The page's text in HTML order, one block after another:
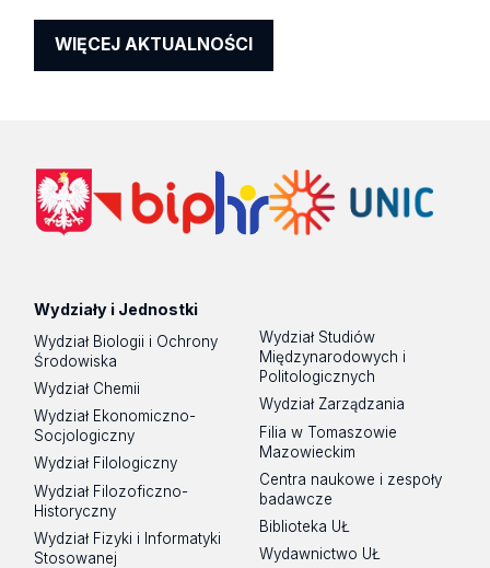
WIĘCEJ AKTUALNOŚCI
Wydziały i Jednostki
Wydział Biologii i Ochrony
Środowiska
Wydział Chemii
Wydział Ekonomiczno-
Socjologiczny
Wydział Filologiczny
Wydział Filozoficzno-
Historyczny
Wydział Fizyki i Informatyki
Stosowanej
Wydział Studiów
Międzynarodowych i
Politologicznych
Wydział Zarządzania
Filia w Tomaszowie
Mazowieckim
Centra naukowe i zespoły
badawcze
Biblioteka UŁ
Wydawnictwo UŁ